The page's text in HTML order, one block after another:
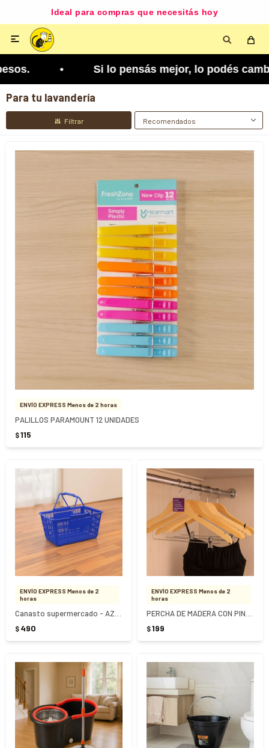
Disponible según zona y cobertura

mejor, lo podés cambiar. Tenés 5
Para tu lavandería
Recomendados
ENVÍO EXPRESS Menos de 2 horas
PALILLOS PARAMOUNT 12 UNIDADES
$115
ENVÍO EXPRESS Menos de 2
horas
$ 490
ENVÍO EXPRESS Menos de 2
horas
$199